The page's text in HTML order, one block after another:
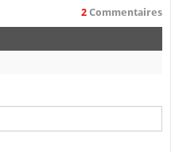
2 Commentaires